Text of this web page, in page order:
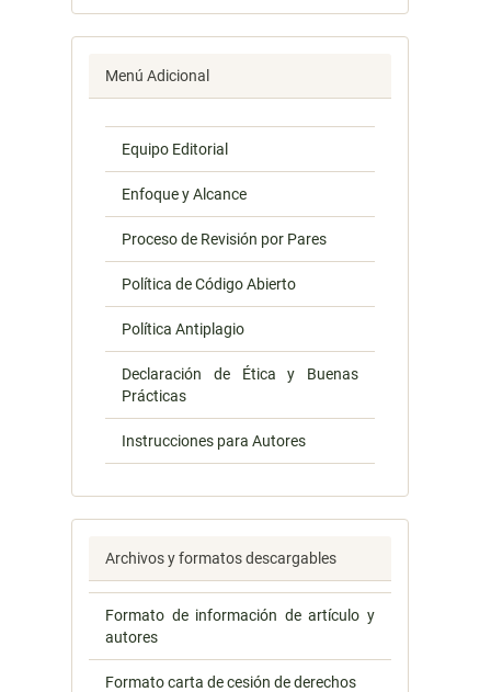
Menú Adicional
Equipo Editorial
Enfoque y Alcance
Proceso de Revisión por Pares
Política de Código Abierto
Política Antiplagio
Declaración de Ética y Buenas
Prácticas
Instrucciones para Autores
Archivos y formatos descargables
Formato de información de artículo y
autores
Formato carta de cesión de derechos